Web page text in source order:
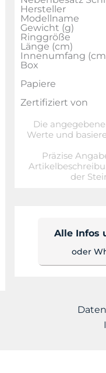
Hersteller
Modellname
Gewicht (g)
Ringgröße
Länge (cm)
Innenumfang
Box
Papiere
Zertifiziert von
Die
Werte und
Präzise
der
Alle Infos
oder